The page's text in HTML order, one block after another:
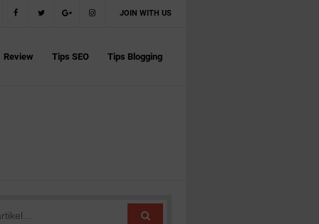
JOIN WITH US
Review Tips SEO Tips Blogging